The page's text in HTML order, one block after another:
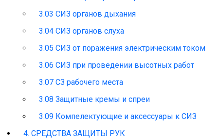
3.03 СИЗ органов дыхания
3.04 СИЗ органов слуха
3.05 СИЗ от поражения электрическим током
3.06 СИЗ при проведении высотных работ
3.07 СЗ рабочего места
3.08 Защитные кремы и спреи
3.09 Компелектующие и аксессуары к СИЗ
4. СРЕДСТВА ЗАЩИТЫ РУК